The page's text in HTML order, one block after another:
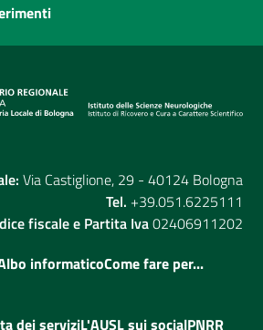
Via Castiglione, 29 - 40124 Bologna
Tel. +39.051.6225111
fiscale e Partita Iva02406911202
informaticoCome fare per...
dei serviziL'AUSL sui socialPNRR